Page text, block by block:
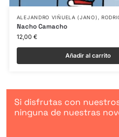
ALEJANDRO VIÑUELA (JANO) ,
Nacho Camacho
12,00 €
Añadir al carrito
Si disfrutas con
ninguna de nuestras